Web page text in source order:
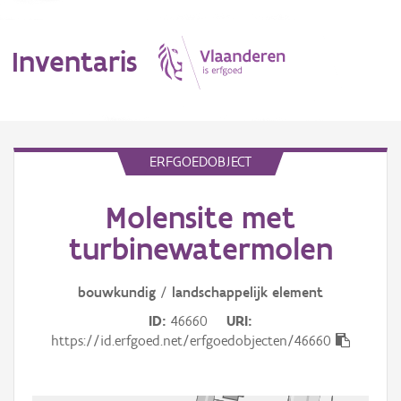
Inventaris
Aanduidingsobject
Waarneming
ERFGOEDOBJECT
Molensite met
turbinewatermolen
bouwkundig / landschappelijk element
ID 46660
URI
https://id.erfgoed.net/erfgoedobjecten/46660